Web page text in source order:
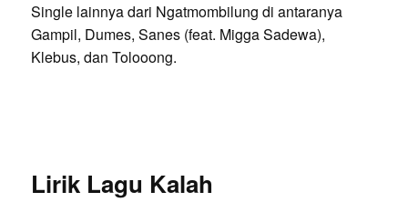
Single lainnya dari Ngatmombilung di antaranya
Gampil, Dumes, Sanes (feat. Migga Sadewa),
Klebus, dan Tolooong.
Lirik Lagu Kalah